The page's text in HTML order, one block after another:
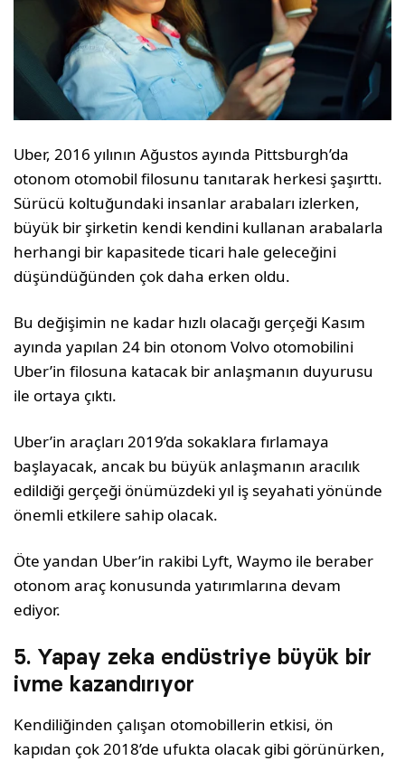
Uber, 2016 yılının Ağustos ayında Pittsburgh’da
otonom otomobil filosunu tanıtarak herkesi şaşırttı.
Sürücü koltuğundaki insanlar arabaları izlerken,
büyük bir şirketin kendi kendini kullanan arabalarla
herhangi bir kapasitede ticari hale geleceğini
düşündüğünden çok daha erken oldu.
Bu değişimin ne kadar hızlı olacağı gerçeği Kasım
ayında yapılan 24 bin otonom Volvo otomobilini
Uber’in filosuna katacak bir anlaşmanın duyurusu
ile ortaya çıktı.
Uber’in araçları 2019’da sokaklara fırlamaya
başlayacak, ancak bu büyük anlaşmanın aracılık
edildiği gerçeği önümüzdeki yıl iş seyahati yönünde
önemli etkilere sahip olacak.
Öte yandan Uber’in rakibi Lyft, Waymo ile beraber
otonom araç konusunda yatırımlarına devam
ediyor.
5. Yapay zeka endüstriye büyük bir
ivme kazandırıyor
Kendiliğinden çalışan otomobillerin etkisi, ön
kapıdan çok 2018’de ufukta olacak gibi görünürken,